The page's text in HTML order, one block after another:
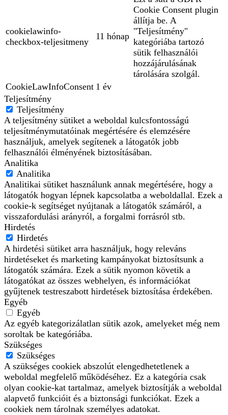
cookielawinfo-
checkbox-teljesitmeny
11 hónap
Cookie Consent plugin
állítja be. A
"Teljesítmény"
kategóriába tartozó
sütik felhasználói
hozzájárulásának
tárolására szolgál.
CookieLawInfoConsent 1 év
Teljesítmény
Teljesítmény
A teljesítmény sütiket a weboldal kulcsfontosságú
teljesítménymutatóinak megértésére és elemzésére
használjuk, amelyek segítenek a látogatók jobb
felhasználói élményének biztosításában.
Analitika
Analitika
Analitikai sütiket használunk annak megértésére, hogy a
látogatók hogyan lépnek kapcsolatba a weboldallal. Ezek a
cookie-k segítséget nyújtanak a látogatók számáról, a
visszafordulási arányról, a forgalmi forrásról stb.
Hirdetés
Hirdetés
A hirdetési sütiket arra használjuk, hogy releváns
hirdetéseket és marketing kampányokat biztosítsunk a
látogatók számára. Ezek a sütik nyomon követik a
látogatókat az összes webhelyen, és információkat
gyűjtenek testreszabott hirdetések biztosítása érdekében.
Egyéb
Egyéb
Az egyéb kategorizálatlan sütik azok, amelyeket még nem
soroltak be kategóriába.
Szükséges
Szükséges
A szükséges cookiek abszolút elengedhetetlenek a
weboldal megfelelő működéséhez. Ez a kategória csak
olyan cookie-kat tartalmaz, amelyek biztosítják a weboldal
alapvető funkcióit és a biztonsági funkciókat. Ezek a
cookiek nem tárolnak személyes adatokat.